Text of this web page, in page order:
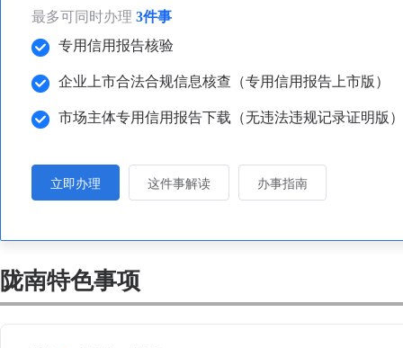
最多可同时办理 3件事
专用信用报告核验
企业上市合法合规信息核查（专用信用报告上市版）
市场主体专用信用报告下载（无违法违规记录证明版）
立即办理 这件事解读 办事指南
陇南特色事项